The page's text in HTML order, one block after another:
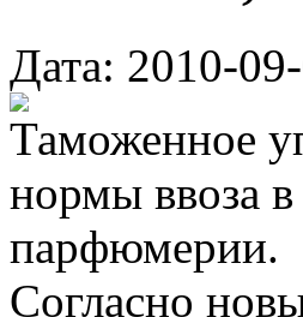
Дата: 2010-
Таможенное
нормы ввоза в
парфюмерии.
Согласно